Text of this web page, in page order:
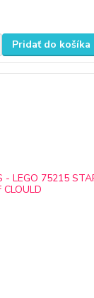
Pridať do košíka